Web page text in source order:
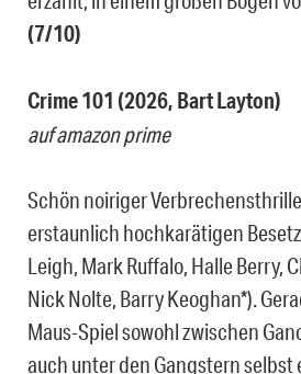
(7/10)
Crime 101 (2026, Bart Layton)
auf amazon prime
Schön noiriger
erstaunlich hochkarätigen
Leigh, Mark Ruffalo, Halle Berry,
Nick Nolte, Barry Keoghan*).
Maus-Spiel sowohl zwischen
auch unter den Gangstern